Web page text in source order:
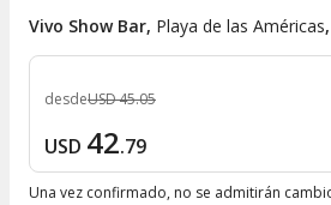
Vivo Show Bar, Playa de las Américas
desdeUSD45.05
USD 42.79
Una vez confirmado, no se admitirán